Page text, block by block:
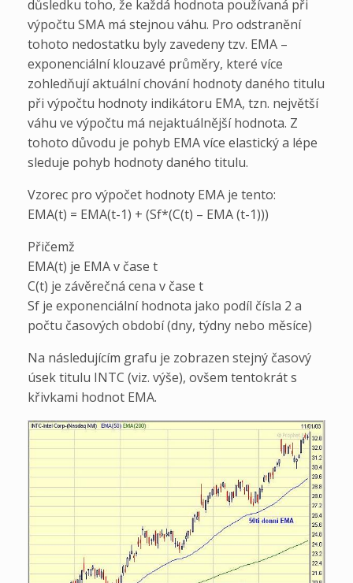
důsledku toho, že každá hodnota používaná při
výpočtu SMA má stejnou váhu. Pro odstranění
tohoto nedostatku byly zavedeny tzv. EMA –
exponenciální klouzavé průměry, které více
zohledňují aktuální chování hodnoty daného titulu
při výpočtu hodnoty indikátoru EMA, tzn. největší
váhu ve výpočtu má nejaktuálnější hodnota. Z
tohoto důvodu je pohyb EMA více elastický a lépe
sleduje pohyb hodnoty daného titulu.
Vzorec pro výpočet hodnoty EMA je tento:
EMA(t) = EMA(t-1) + (Sf*(C(t) – EMA (t-1)))
Přičemž
EMA(t) je EMA v čase t
C(t) je závěrečná cena v čase t
Sf je exponenciální hodnota jako podíl čísla 2 a
počtu časových období (dny, týdny nebo měsíce)
Na následujícím grafu je zobrazen stejný časový
úsek titulu INTC (viz. výše), ovšem tentokrát s
křivkami hodnot EMA.